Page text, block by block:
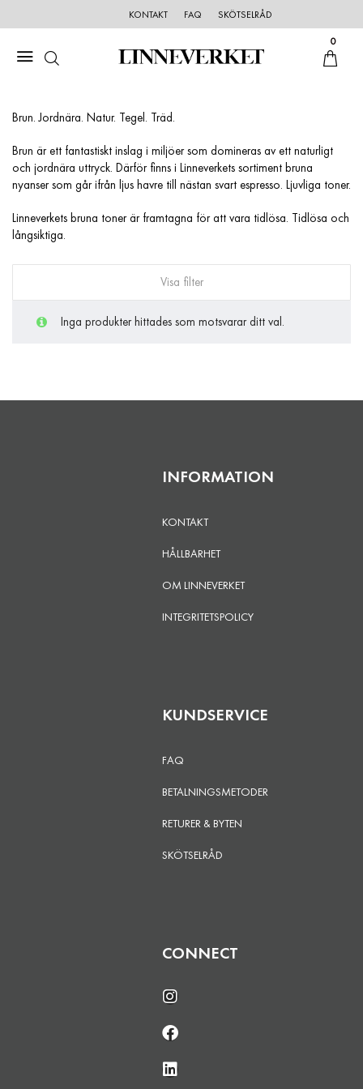
KONTAKT FAQ SKÖTSELRÅD
0
Brun. Jordnära. Natur. Tegel. Träd.
Brun är ett fantastiskt inslag i miljöer som domineras av ett naturligt
och jordnära uttryck. Därför finns i Linneverkets sortiment bruna
nyanser som går ifrån ljus havre till nästan svart espresso. Ljuvliga toner.
Linneverkets bruna toner är framtagna för att vara tidlösa. Tidlösa och
långsiktiga.
Visa filter
Inga produkter hittades som motsvarar ditt val.
INFORMATION
KONTAKT
HÅLLBARHET
OM LINNEVERKET
INTEGRITETSPOLICY
KUNDSERVICE
FAQ
BETALNINGSMETODER
RETURER & BYTEN
SKÖTSELRÅD
CONNECT